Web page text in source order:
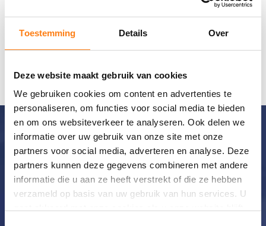
Toestemming Details Over
Deze website maakt gebruik van cookies
We gebruiken cookies om content en advertenties te
personaliseren, om functies voor social media te bieden
en om ons websiteverkeer te analyseren. Ook delen we
informatie over uw gebruik van onze site met onze
partners voor social media, adverteren en analyse. Deze
partners kunnen deze gegevens combineren met andere
informatie die u aan ze heeft verstrekt of die ze hebben
verzameld op basis van uw gebruik van hun services. U
Continue Reading
OPENTEXT DIGIGOV FASTRAK
BY ONE FOX